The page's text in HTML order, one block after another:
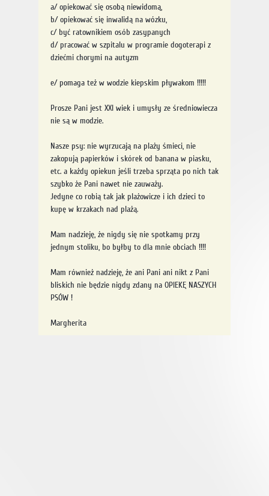
a/ opiekować się osobą niewidomą,
b/ opiekować się inwalidą na wózku,
c/ być ratownikiem osób zasypanych
d/ pracować w szpitalu w programie dogoterapi z
dziećmi chorymi na autyzm
e/ pomaga też w wodzie kiepskim pływakom !!!!!
Prosze Pani jest XXI wiek i umysły ze średniowiecza
nie są w modzie.
Nasze psy: nie wyrzucają na plaży śmieci, nie
zakopują papierków i skórek od banana w piasku,
etc. a każdy opiekun jeśli trzeba sprząta po nich tak
szybko że Pani nawet nie zauważy.
Jedyne co robią tak jak plażowicze i ich dzieci to
kupę w krzakach nad plażą.
Mam nadzieję, że nigdy się nie spotkamy przy
jednym stoliku, bo byłby to dla mnie obciach !!!!
Mam również nadzieję, że ani Pani ani nikt z Pani
bliskich nie będzie nigdy zdany na OPIEKĘ NASZYCH
PSÓW !
Margherita